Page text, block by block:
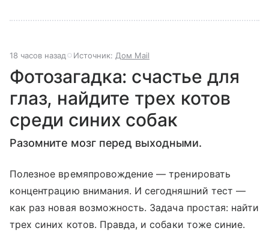
18 часов назад Источник: Дом Mail
Фотозагадка: счастье для
глаз, найдите трех котов
среди синих собак
Разомните мозг перед выходными.
Полезное времяпровождение — тренировать
концентрацию внимания. И сегодняшний тест —
как раз новая возможность. Задача простая: найти
трех синих котов. Правда, и собаки тоже синие.